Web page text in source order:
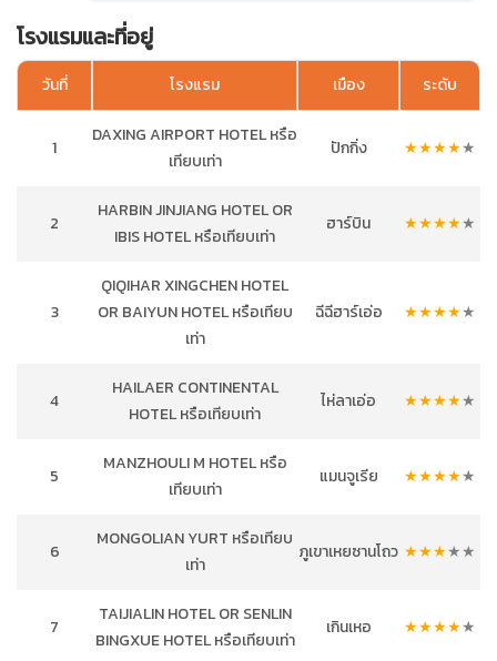
โรงแรมและที่อยู่
วันที่ โรงแรม เมือง ระดับ
1
DAXING AIRPORT HOTEL หรือ
เทียบเท่า
ปักกิ่ง ★★★★★
2
HARBIN JINJIANG HOTEL OR
IBIS HOTEL หรือเทียบเท่า
ฮาร์บิน ★★★★★
3
QIQIHAR XINGCHEN HOTEL
OR BAIYUN HOTEL หรือเทียบ
เท่า
ฉีฉีฮาร์เอ่อ ★★★★★
4
HAILAER CONTINENTAL
HOTEL หรือเทียบเท่า
ไห่ลาเอ่อ ★★★★★
5
MANZHOULI M HOTEL หรือ
เทียบเท่า
แมนจูเรีย ★★★★★
6
MONGOLIAN YURT หรือเทียบ
เท่า
ภูเขาเหยซานโถว ★★★★★
7
TAIJIALIN HOTEL OR SENLIN
BINGXUE HOTEL หรือเทียบเท่า
เกินเหอ ★★★★★